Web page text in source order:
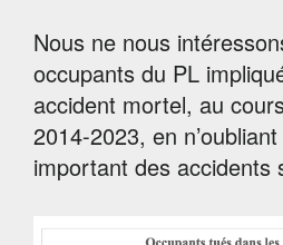
Nous ne nous
occupants du PL
accident mortel, au
2014-2023, en
important des accidents